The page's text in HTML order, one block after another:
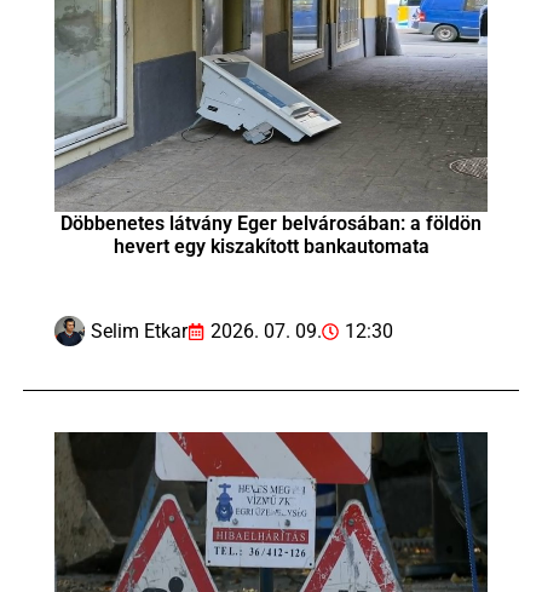
Döbbenetes látvány Eger belvárosában: a földön
hevert egy kiszakított bankautomata
Selim Etkar 2026. 07. 09. 12:30